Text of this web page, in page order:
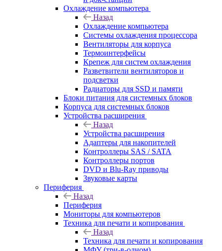
Охлаждение компьютера
Назад
Охлаждение компьютера
Системы охлаждения процессора
Вентиляторы для корпуса
Термоинтерфейсы
Крепеж для систем охлаждения
Разветвители вентиляторов и
подсветки
Радиаторы для SSD и памяти
Блоки питания для системных блоков
Корпуса для системных блоков
Устройства расширения
Назад
Устройства расширения
Адаптеры для накопителей
Контроллеры SAS / SATA
Контроллеры портов
DVD и Blu-Ray приводы
Звуковые карты
Периферия
Назад
Периферия
Мониторы для компьютеров
Техника для печати и копирования
Назад
Техника для печати и копирования